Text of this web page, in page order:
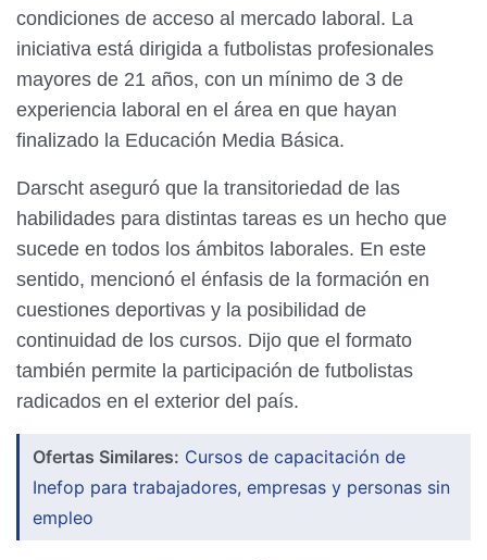
condiciones de acceso al mercado laboral. La
iniciativa está dirigida a futbolistas profesionales
mayores de 21 años, con un mínimo de 3 de
experiencia laboral en el área en que hayan
finalizado la Educación Media Básica.
Darscht aseguró que la transitoriedad de las
habilidades para distintas tareas es un hecho que
sucede en todos los ámbitos laborales. En este
sentido, mencionó el énfasis de la formación en
cuestiones deportivas y la posibilidad de
continuidad de los cursos. Dijo que el formato
también permite la participación de futbolistas
radicados en el exterior del país.
Ofertas Similares: Cursos de capacitación de
Inefop para trabajadores, empresas y personas sin
empleo